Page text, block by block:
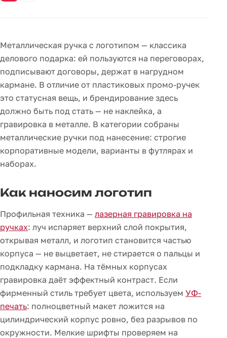
Металлическая ручка с логотипом — классика
делового подарка: ей пользуются на переговорах,
подписывают договоры, держат в нагрудном
кармане. В отличие от пластиковых промо-ручек
это статусная вещь, и брендирование здесь
должно быть под стать — не наклейка, а
гравировка в металле. В категории собраны
металлические ручки под нанесение: строгие
корпоративные модели, варианты в футлярах и
наборах.
Как наносим логотип
Профильная техника — лазерная гравировка на
ручках: луч испаряет верхний слой покрытия,
открывая металл, и логотип становится частью
корпуса — не выцветает, не стирается о пальцы и
подкладку кармана. На тёмных корпусах
гравировка даёт эффектный контраст. Если
фирменный стиль требует цвета, используем УФ-
печать: полноцветный макет ложится на
цилиндрический корпус ровно, без разрывов по
окружности. Мелкие шрифты проверяем на